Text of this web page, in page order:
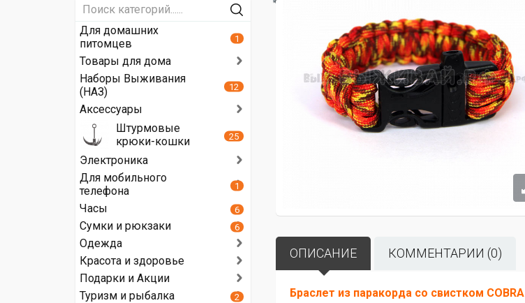
ОПИСАНИЕ КОММЕНТАРИИ (0)
Браслет из паракорда со свистком COBRA
Для домашних
питомцев
1
Товары для дома
Наборы Выживания
(НАЗ)
12
Аксессуары
Штурмовые
крюки-кошки
25
Электроника
Для мобильного
телефона
1
Часы 6
Сумки и рюкзаки 6
Одежда
Красота и здоровье
Подарки и Акции
Туризм и рыбалка
2